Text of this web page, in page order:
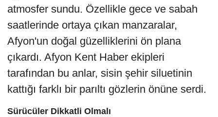
atmosfer sundu. Özellikle gece ve sabah
saatlerinde ortaya çıkan manzaralar,
Afyon'un doğal güzelliklerini ön plana
çıkardı. Afyon Kent Haber ekipleri
tarafından bu anlar, sisin şehir siluetinin
kattığı farklı bir parıltı gözlerin önüne serdi.
Sürücüler Dikkatli Olmalı